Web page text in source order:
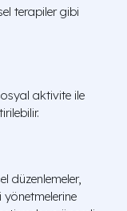
terapiler gibi
aktivite ile
düzenlemeler,
yönetmelerine